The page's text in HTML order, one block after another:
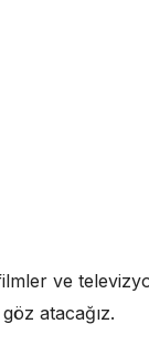
ve
atacağız.